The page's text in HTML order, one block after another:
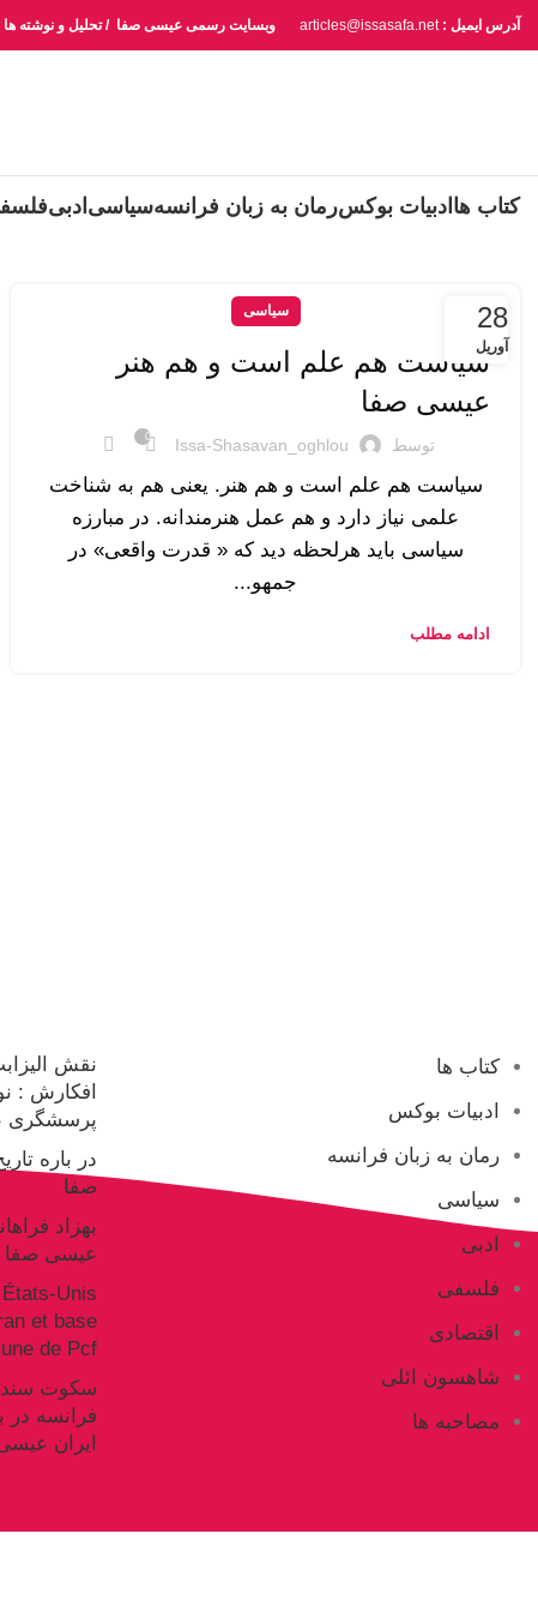
آدرس ایمیل : articles@issasafa.net وبسایت رسمی عیسی صفا / تحلیل و نوشته ها
کتاب ها ادبیات بوکسرمان به زبان فرانسهسیاسی ادبی
28
آوریل
سیاسی
سیاست هم علم است و هم هنر
عیسی صفا
توسط Issa-Shasavan_oghlou
0
سیاست هم علم است و هم هنر. یعنی هم به شناخت
علمی نیاز دارد و هم عمل هنرمندانه. در مبارزه
سیاسی باید هرلحظه دید که « قدرت واقعی» در
جمهو...
ادامه مطلب
کتاب ها
ادبیات بوکس
رمان به زبان فرانسه
سیاسی
ادبی
فلسفی
اقتصادی
شاهسون ائلی
مصاحبه ها
نقش
افکارش :
پرسشگری
در باره
صفا
بهزاد
عیسی صفا
Unis
et base
de Pcf
فرانسه در
ایران